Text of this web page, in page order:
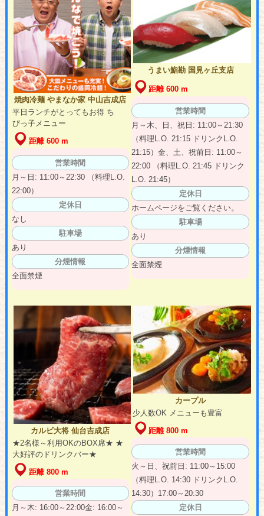
焼肉冷麺 やまなか家 中山吉成店
平日ランチがとってもお得 ち
びっ子メニュー
距離 600 m
営業時間
月～日: 11:00～22:30 （料理L.O.
22:00）
定休日
なし
駐車場
あり
分煙情報
全面禁煙
うまい鮨勘 国見ヶ丘支店
距離 600 m
営業時間
月～木、日、祝日: 11:00～21:30
（料理L.O. 21:15 ドリンクL.O.
21:15）金、土、祝前日: 11:00～
22:00 （料理L.O. 21:45 ドリンク
L.O. 21:45）
定休日
ホームページをご覧ください。
駐車場
あり
分煙情報
全面禁煙
カルビ大将 仙台吉成店
★2名様～利用OKのBOX席★ ★
大好評のドリンクバー★
距離 800 m
営業時間
月～木: 16:00～22:00金: 16:00～
カープル
少人数OK メニューも豊富
距離 800 m
営業時間
火～日、祝前日: 11:00～15:00
（料理L.O. 14:30 ドリンクL.O.
14:30）17:00～20:30
定休日